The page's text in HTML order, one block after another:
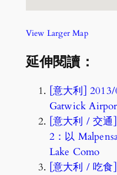
View Larger Map
延伸閱讀：
[意大利]
Gatwick
[意大利 / 交通
2：以
Lake Como
[意大利 / 吃食